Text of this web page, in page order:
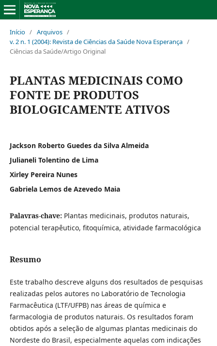
Início / Arquivos /
v. 2 n. 1 (2004): Revista de Ciências da Saúde Nova Esperança /
Ciências da Saúde/Artigo Original
PLANTAS MEDICINAIS COMO
FONTE DE PRODUTOS
BIOLOGICAMENTE ATIVOS
Jackson Roberto Guedes da Silva Almeida
Julianeli Tolentino de Lima
Xirley Pereira Nunes
Gabriela Lemos de Azevedo Maia
Palavras-chave: Plantas medicinais, produtos naturais,
potencial terapêutico, fitoquímica, atividade farmacológica
Resumo
Este trabalho descreve alguns dos resultados de pesquisas
realizadas pelos autores no Laboratório de Tecnologia
Farmacêutica (LTF/UFPB) nas áreas de química e
farmacologia de produtos naturais. Os resultados foram
obtidos após a seleção de algumas plantas medicinais do
Nordeste do Brasil, especialmente aquelas com indicações